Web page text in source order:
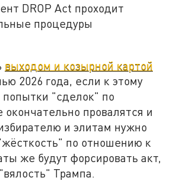
DROP Act проходит
процедуры
выходом и козырной картой
2026 года, если к этому
попытки "сделок" по
окончательно провалятся и
и элитам нужно
по отношению к
же будут форсировать акт,
Трампа.